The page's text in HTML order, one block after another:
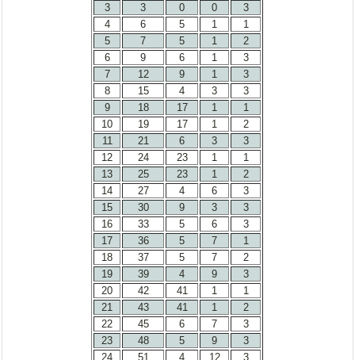
3
3 0 0
3
4
6 5 1
1
5
7 5 1
2
6
9 6 1
3
7
12 9 1
3
8
15 4 3
3
9
18 17 1
1
10
19 17 1
2
11
21 6 3
3
12
24 23 1
1
13
25 23 1
2
14
27 4 6
3
15
30 9 3
3
16
33 5 6
3
17
36 5 7
1
18
37 5 7
2
19
39 4 9
3
20
42 41 1
1
21
43 41 1
2
22
45 6 7
3
23
48 5 9
3
24
51 4 12
3